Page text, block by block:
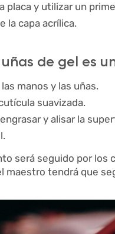
placa y utilizar un
la capa acrílica.
de gel es
manos y las uñas.
suavizada.
y alisar la
será seguido por los
maestro tendrá que